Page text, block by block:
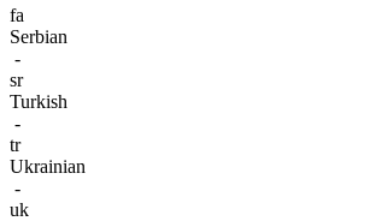
fa
Serbian
-
sr
Turkish
-
tr
Ukrainian
-
uk